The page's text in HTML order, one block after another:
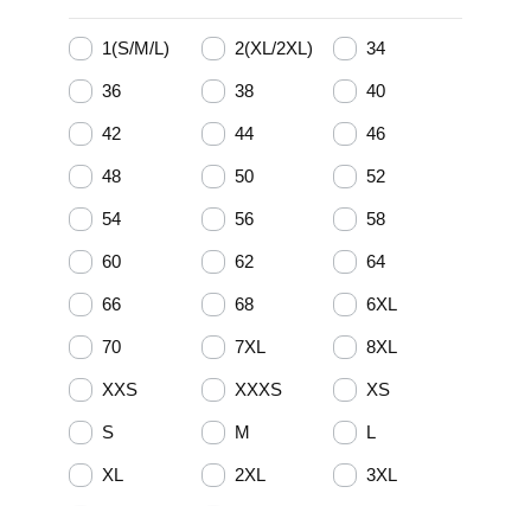
1(S/M/L) 2(XL/2XL) 34
36 38 40
42 44 46
48 50 52
54 56 58
60 62 64
66 68 6XL
70 7XL 8XL
XXS XXXS XS
S M L
XL 2XL 3XL